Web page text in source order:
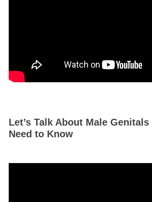
Let’s Talk About Male Genitals
Need to Know